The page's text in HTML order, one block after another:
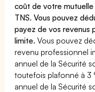
coût de votre
TNS. Vous pouvez
payez de vos revenus
limite.Vous pouvez
revenu professionnel
annuel de la Sécurité
toutefois plafonné à 3
annuel de la Sécurité